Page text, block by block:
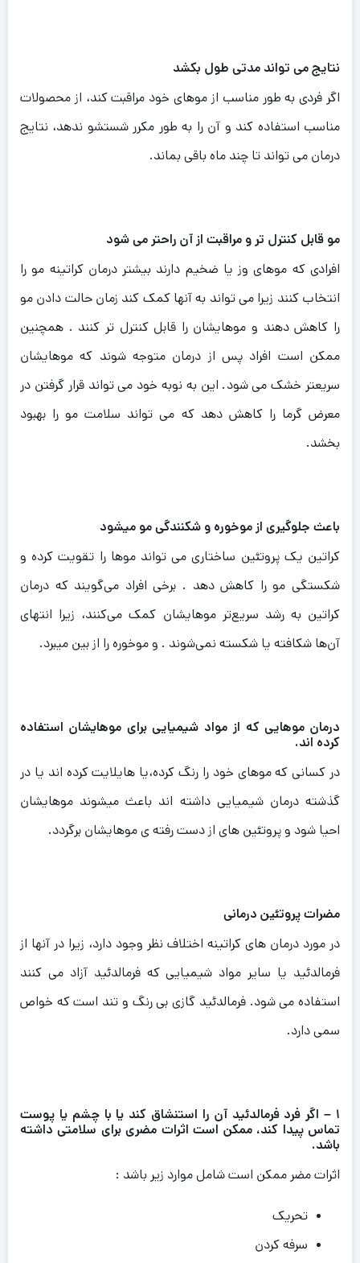
نتایج می تواند مدتی طول بکشد
اگر فردی به طور مناسب از موهای خود مراقبت کند، از محصولات
مناسب استفاده کند و آن را به طور مکرر شستشو ندهد، نتایج
درمان می تواند تا چند ماه باقی بماند.
مو قابل کنترل تر و مراقبت از آن راحتر می شود
افرادی که موهای وز یا ضخیم دارند بیشتر درمان کراتینه مو را
انتخاب کنند زیرا می تواند به آنها کمک کند زمان حالت دادن مو
را کاهش دهند و موهایشان را قابل کنترل تر کنند . همچنین
ممکن است افراد پس از درمان متوجه شوند که موهایشان
سریعتر خشک می شود. این به نوبه خود می تواند قرار گرفتن در
معرض گرما را کاهش دهد که می تواند سلامت مو را بهبود
بخشد.
باعث جلوگیری از موخوره و شکنندگی مو میشود
کراتین یک پروتئین ساختاری می تواند موها را تقویت کرده و
شکستگی مو را کاهش دهد . برخی افراد می‌گویند که درمان‌
کراتین به رشد سریع‌تر موهایشان کمک می‌کنند، زیرا انتهای
آن‌ها شکافته یا شکسته نمی‌شوند . و موخوره را از بین میبرد.
درمان موهایی که از مواد شیمیایی برای موهایشان استفاده
کرده اند.
در کسانی که موهای خود را رنگ کرده،یا هایلایت کرده اند یا در
گذشته درمان شیمیایی داشته اند باعث میشوند موهایشان
احیا شود و پروتئین های از دست رفته ی موهایشان برگردد.
مضرات پروتئین درمانی
در مورد درمان های کراتینه اختلاف نظر وجود دارد، زیرا در آنها از
فرمالدئید یا سایر مواد شیمیایی که فرمالدئید آزاد می کنند
استفاده می شود. فرمالدئید گازی بی رنگ و تند است که خواص
سمی دارد.
۱ – اگر فرد فرمالدئید آن را استنشاق کند یا با چشم یا پوست
تماس پیدا کند، ممکن است اثرات مضری برای سلامتی داشته
باشد.
اثرات مضر ممکن است شامل موارد زیر باشد :
تحریک
سرفه کردن